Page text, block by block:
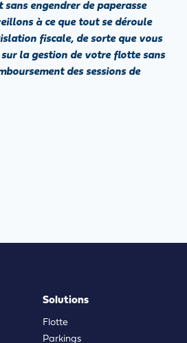
engendrer de paperasse
à ce que tout se déroule
fiscale, de sorte que vous
la gestion de votre flotte sans
des sessions de
Solutions
Flotte
Parkings